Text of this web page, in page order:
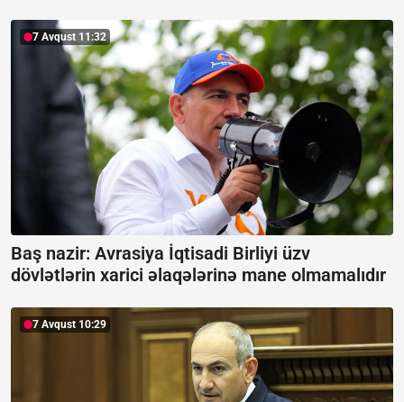
7 Avqust 11:32
Baş nazir: Avrasiya İqtisadi Birliyi üzv
dövlətlərin xarici əlaqələrinə mane olmamalıdır
7 Avqust 10:29